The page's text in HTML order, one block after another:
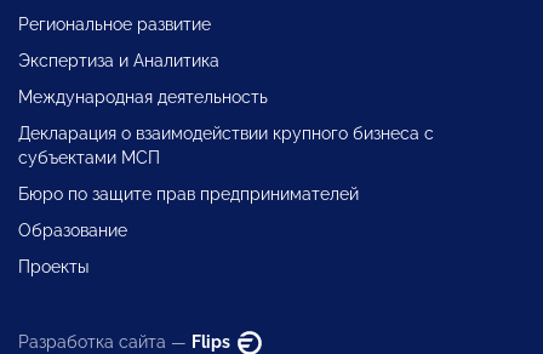
Региональное развитие
Экспертиза и Аналитика
Международная деятельность
Декларация о взаимодействии крупного бизнеса с
субъектами МСП
Бюро по защите прав предпринимателей
Образование
Проекты
Разработка сайта — Flips